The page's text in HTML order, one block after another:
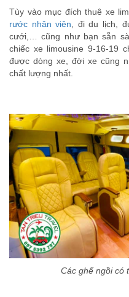
Tùy vào mục đích thuê xe
rước nhân viên , đi du lịch,
cưới,… cũng như bạn sẵn
chiếc xe limousine 9-16-19
được dòng xe, đời xe cũng
chất lượng nhất.
Các ghế ngồi có